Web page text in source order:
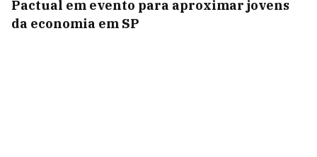
Pactual em evento para aproximar jovens
da economia em SP